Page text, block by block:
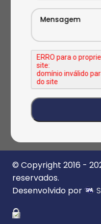
© Copyright 2016 -
reservados.
Desenvolvido por